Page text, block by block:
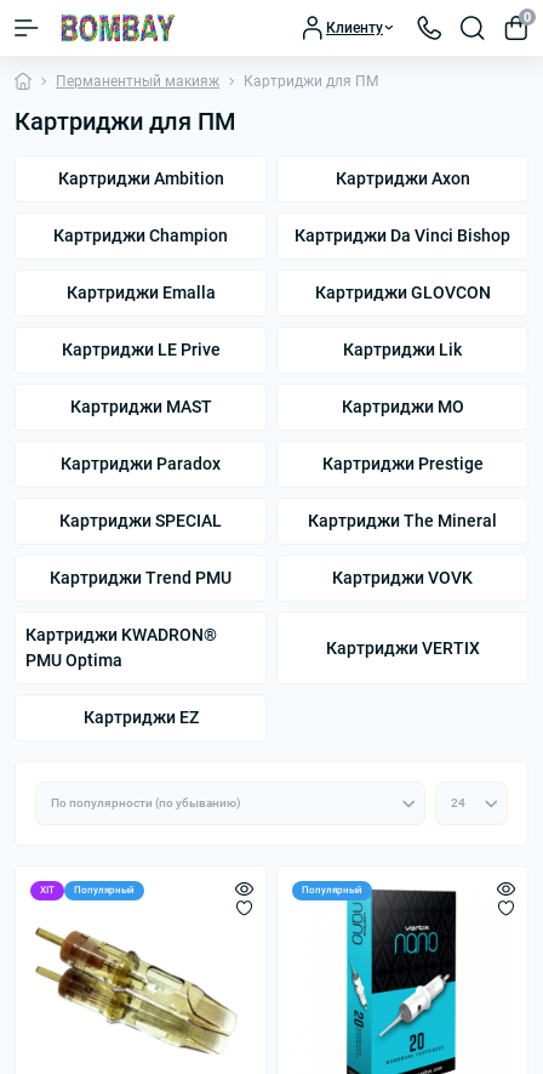
Клиенту
0
Перманентный макияж Картриджи для ПМ
Картриджи для ПМ
Картриджи Ambition Картриджи Axon
Картриджи Champion Картриджи Da Vinci Bishop
Картриджи Emalla Картриджи GLOVCON
Картриджи LE Prive Картриджи Lik
Картриджи MAST Картриджи MO
Картриджи Paradox Картриджи Prestige
Картриджи SPECIAL Картриджи The Mineral
Картриджи Trend PMU Картриджи VOVK
Картриджи KWADRON®
PMU Optima
Картриджи VERTIX
Картриджи EZ
ХІТ Популярный Популярный